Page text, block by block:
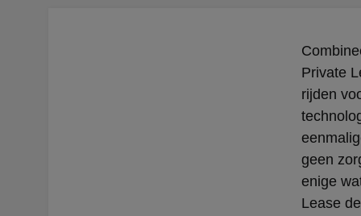
Private
rijden
geen
enige
Lease